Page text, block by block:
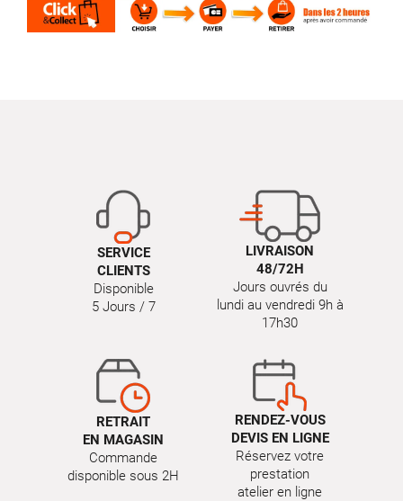
SERVICE
CLIENTS
Disponible
5 Jours / 7
LIVRAISON
48/72H
Jours ouvrés du
lundi au vendredi 9h à
17h30
RETRAIT
EN MAGASIN
Commande
disponible sous 2H
RENDEZ-VOUS
DEVIS EN LIGNE
Réservez votre
prestation
atelier en ligne